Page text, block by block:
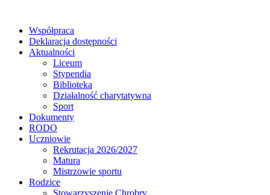
Współpraca
Deklaracja dostępności
Aktualności
Liceum
Stypendia
Biblioteka
Działalność charytatywna
Sport
Dokumenty
RODO
Uczniowie
Rekrutacja 2026/2027
Matura
Mistrzowie sportu
Rodzice
Stowarzyszenie Chrobry